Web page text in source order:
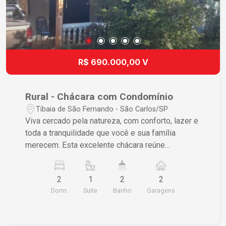
R$ 690.000,00 V
Rural - Chácara com Condomínio
Tibaia de São Fernando - São Carlos/SP
Viva cercado pela natureza, com conforto, lazer e
toda a tranquilidade que você e sua família
merecem. Esta excelente chácara reúne
diversas opções de lazer em um condomínio
tranquilo e bem localizado. A residência principal
conta com 2 dormitórios, banheiro social, ampla
2
Dorm.
1
Suite
2
Banho
2
Garagens